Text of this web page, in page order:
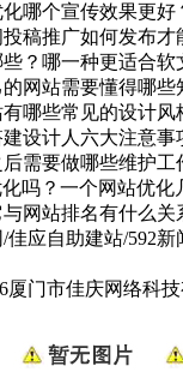
哪个宣传效果更好
稿推广如何发布才
？哪一种更适合软
网站需要懂得哪些
哪些常见的设计风
设计人六大注意事
需要做哪些维护工
吗？一个网站优化
网站排名有什么关
/佳应自助建站/592新
厦门市佳庆网络科